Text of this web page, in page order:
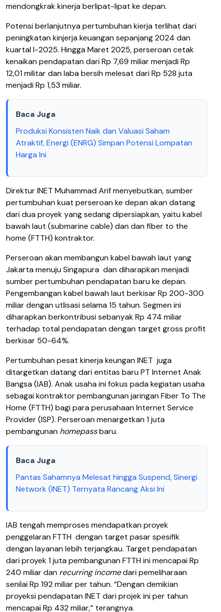
mendongkrak kinerja berlipat-lipat ke depan.
Potensi berlanjutnya pertumbuhan kierja terlihat dari
peningkatan kinjerja keuangan sepanjang 2024 dan
kuartal I-2025. Hingga Maret 2025, perseroan cetak
kenaikan pendapatan dari Rp 7,69 miliar menjadi Rp
12,01 militar dan laba bersih melesat dari Rp 528 juta
menjadi Rp 1,53 miliar.
Baca Juga
Produksi Konsisten Naik dan Valuasi Saham
Atraktif, Energi (ENRG) Simpan Potensi Lompatan
Harga Ini
Direktur INET Muhammad Arif menyebutkan, sumber
pertumbuhan kuat perseroan ke depan akan datang
dari dua proyek yang sedang dipersiapkan, yaitu kabel
bawah laut (submarine cable) dan dan fiber to the
home (FTTH) kontraktor.
Perseroan akan membangun kabel bawah laut yang
Jakarta menuju Singapura dan diharapkan menjadi
sumber pertumbuhan pendapatan baru ke depan.
Pengembangan kabel bawah laut berkisar Rp 200-300
miliar dengan utlisasi selama 15 tahun. Segmen ini
diharapkan berkontribusi sebanyak Rp 474 miliar
terhadap total pendapatan dengan target gross profit
berkisar 50-64%.
Pertumbuhan pesat kinerja keungan INET juga
ditargetkan datang dari entitas baru PT Internet Anak
Bangsa (IAB). Anak usaha ini fokus pada kegiatan usaha
sebagai kontraktor pembangunan jaringan Fiber To The
Home (FTTH) bagi para perusahaan Internet Service
Provider (ISP). Perseroan menargetkan 1 juta
pembangunan homepassbaru.
Baca Juga
Pantas Sahamnya Melesat hingga Suspend, Sinergi
Network (INET) Ternyata Rancang Aksi Ini
IAB tengah memproses mendapatkan proyek
penggelaran FTTH dengan target pasar spesifik
dengan layanan lebih terjangkau. Target pendapatan
dari proyek 1 juta pembangunan FTTH ini mencapai Rp
240 miliar dan recurring incomedari pemeliharaan
senilai Rp 192 miliar per tahun. “Dengan demikian
proyeksi pendapatan INET dari projek ini per tahun
mencapai Rp 432 miliar,” terangnya.